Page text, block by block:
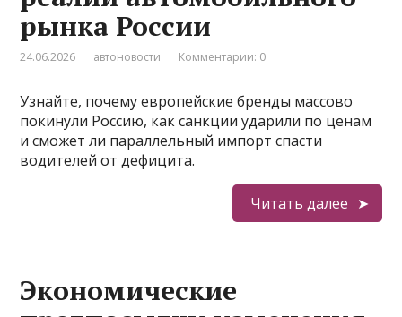
рынка России
24.06.2026 автоновости Комментарии: 0
Узнайте, почему европейские бренды массово
покинули Россию, как санкции ударили по ценам
и сможет ли параллельный импорт спасти
водителей от дефицита.
Читать далее
Экономические